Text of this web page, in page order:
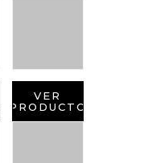
VER
PRODUCTO